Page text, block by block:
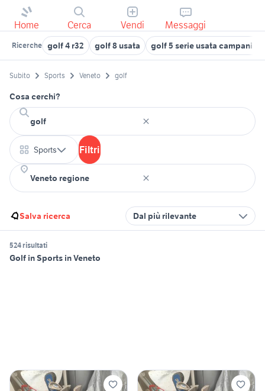
Home Cerca Vendi Messaggi
Ricerche golf 4 r32 golf 8 usata golf 5 serie usata campania
Subito Sports Veneto golf
Cosa cerchi?
Sports Filtri
Salva ricerca Dal più rilevante
524 risultati
Golf in Sports in Veneto